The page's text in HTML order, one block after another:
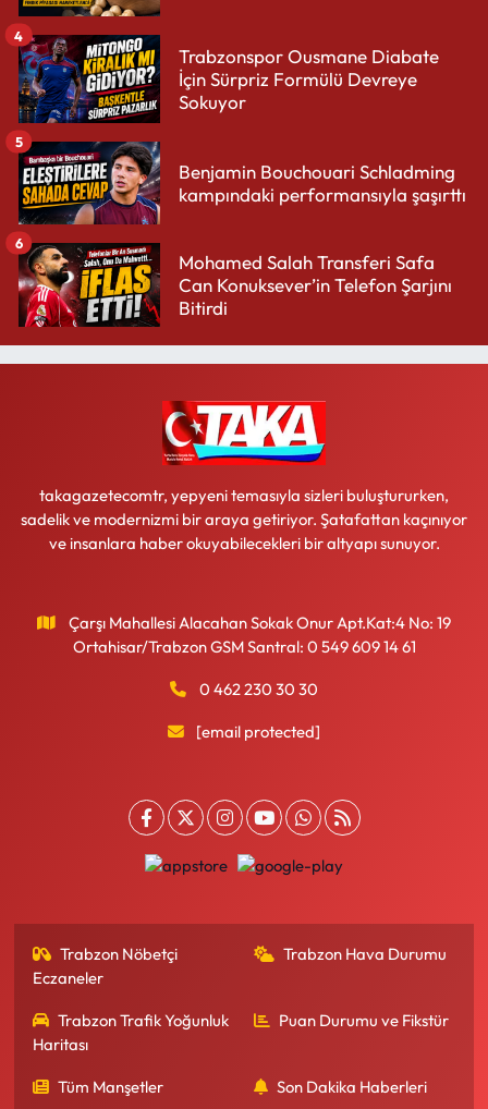
Trabzonspor Ousmane Diabate
İçin Sürpriz Formülü Devreye
Sokuyor
4
Benjamin Bouchouari Schladming
kampındaki performansıyla şaşırttı
5
Mohamed Salah Transferi Safa
Can Konuksever’in Telefon Şarjını
Bitirdi
6
takagazetecomtr, yepyeni temasıyla sizleri buluştururken,
sadelik ve modernizmi bir araya getiriyor. Şatafattan kaçınıyor
ve insanlara haber okuyabilecekleri bir altyapı sunuyor.
Çarşı Mahallesi Alacahan Sokak Onur Apt.Kat:4 No: 19
Ortahisar/Trabzon GSM Santral: 0 549 609 14 61
0 462 230 30 30
[email protected]
Trabzon Nöbetçi
Eczaneler
Trabzon Hava Durumu
Trabzon Trafik Yoğunluk
Haritası
Puan Durumu ve Fikstür
Tüm Manşetler Son Dakika Haberleri